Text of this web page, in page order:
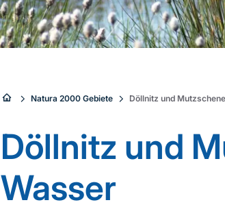
Sie
sind
hier:
Natura 2000 Gebiete Döllnitz und
Döllnitz und
Wasser